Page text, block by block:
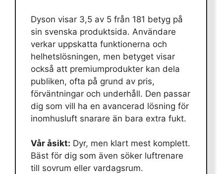
Dyson visar 3,5 av 5 från 181 betyg på
sin svenska produktsida. Användare
verkar uppskatta funktionerna och
helhetslösningen, men betyget visar
också att premiumprodukter kan dela
publiken, ofta på grund av pris,
förväntningar och underhåll. Den passar
dig som vill ha en avancerad lösning för
inomhusluft snarare än bara extra fukt.
Vår åsikt: Dyr, men klart mest komplett.
Bäst för dig som även söker luftrenare
till sovrum eller vardagsrum.